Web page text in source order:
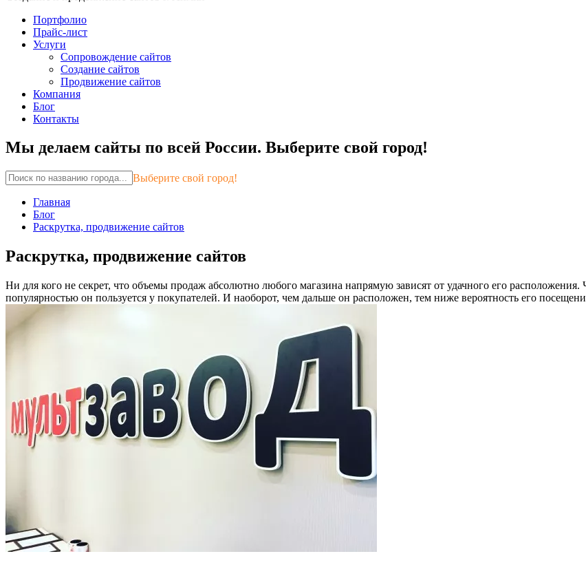
Портфолио
Прайс-лист
Услуги
Сопровождение сайтов
Создание сайтов
Продвижение сайтов
Компания
Блог
Контакты
Мы делаем сайты по всей России. Выберите свой город!
Выберите свой город!
Главная
Блог
Раскрутка, продвижение сайтов
Раскрутка, продвижение сайтов
Ни для кого не секрет, что объемы продаж абсолютно любого магазина напрямую зависят от удачного его
популярностью он пользуется у покупателей. И наоборот, чем дальше он расположен, тем ниже вероятность его